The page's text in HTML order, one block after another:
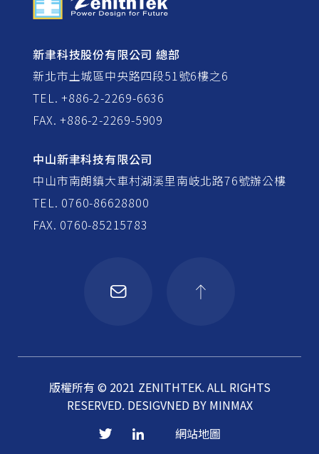
新聿科技股份有限公司 總部
新北市土城區中央路四段51號6樓之6
TEL. +886-2-2269-6636
FAX. +886-2-2269-5909
中山新聿科技有限公司
中山市南朗鎮大車村湖溪里南岐北路76號辦公樓
TEL. 0760-86628800
FAX. 0760-85215783
版權所有 © 2021 ZENITHTEK. ALL RIGHTS
RESERVED. DESIGVNED BY MINMAX
網站地圖